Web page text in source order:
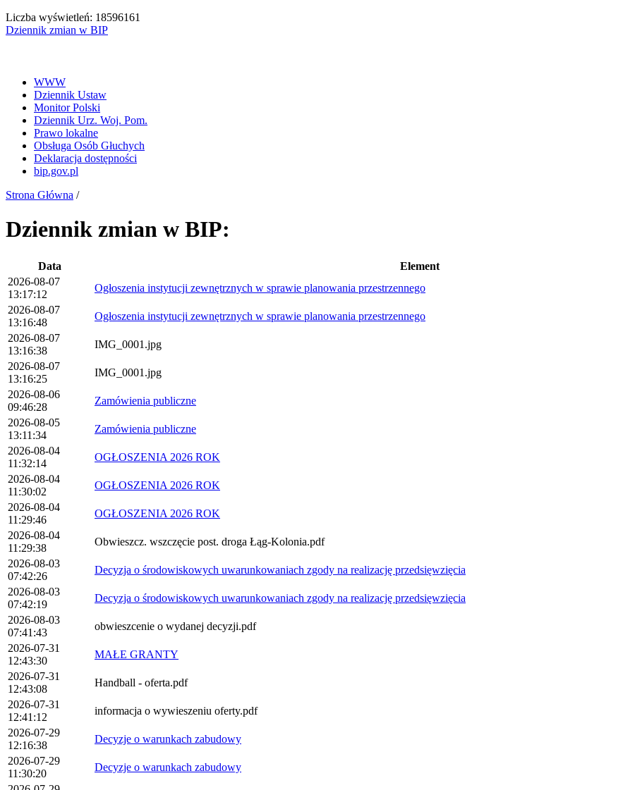
Liczba wyświetleń: 18596161
Dziennik zmian w BIP
WWW
Dziennik Ustaw
Monitor Polski
Dziennik Urz. Woj. Pom.
Prawo lokalne
Obsługa Osób Głuchych
Deklaracja dostępności
bip.gov.pl
Strona Główna /
Dziennik zmian w BIP:
Data Element
2026-08-07
13:17:12
Ogłoszenia instytucji zewnętrznych w sprawie planowania przestrzennego
2026-08-07
13:16:48
Ogłoszenia instytucji zewnętrznych w sprawie planowania przestrzennego
2026-08-07
13:16:38
IMG_0001.jpg
2026-08-07
13:16:25
IMG_0001.jpg
2026-08-06
09:46:28
Zamówienia publiczne
2026-08-05
13:11:34
Zamówienia publiczne
2026-08-04
11:32:14
OGŁOSZENIA 2026 ROK
2026-08-04
11:30:02
OGŁOSZENIA 2026 ROK
2026-08-04
11:29:46
OGŁOSZENIA 2026 ROK
2026-08-04
11:29:38
Obwieszcz. wszczęcie post. droga Łąg-Kolonia.pdf
2026-08-03
07:42:26
Decyzja o środowiskowych uwarunkowaniach zgody na realizację przedsięwzięcia
2026-08-03
07:42:19
Decyzja o środowiskowych uwarunkowaniach zgody na realizację przedsięwzięcia
2026-08-03
07:41:43
obwieszcenie o wydanej decyzji.pdf
2026-07-31
12:43:30
MAŁE GRANTY
2026-07-31
12:43:08
Handball - oferta.pdf
2026-07-31
12:41:12
informacja o wywieszeniu oferty.pdf
2026-07-29
12:16:38
Decyzje o warunkach zabudowy
2026-07-29
11:30:20
Decyzje o warunkach zabudowy